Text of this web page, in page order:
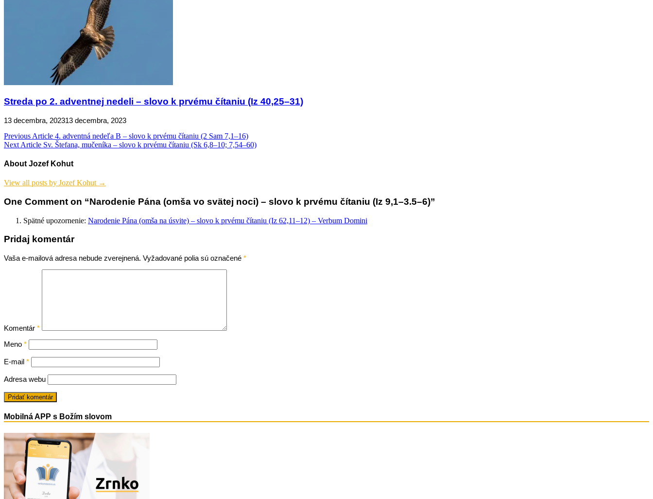
Streda po 2. adventnej nedeli – slovo k prvému čítaniu (Iz 40,25–31)
13 decembra, 202313 decembra, 2023
Navigácia
v
článku
Previous Article 4. adventná nedeľa B – slovo k prvému čítaniu (2 Sam 7,1–16)
Next Article Sv. Štefana, mučeníka – slovo k prvému čítaniu (Sk 6,8–10; 7,54–60)
About Jozef Kohut
View all posts by Jozef Kohut →
One Comment on “Narodenie Pána (omša vo svätej noci) – slovo k prvému čítaniu (Iz 9,1–3.5–6)”
Spätné upozornenie: Narodenie Pána (omša na úsvite) – slovo k prvému čítaniu (Iz 62,11–12) – Verbum Domini
Pridaj komentár
Vaša e-mailová adresa nebude zverejnená. Vyžadované polia sú označené *
Komentár *
Meno *
E-mail *
Adresa webu
Mobilná APP s Božím slovom